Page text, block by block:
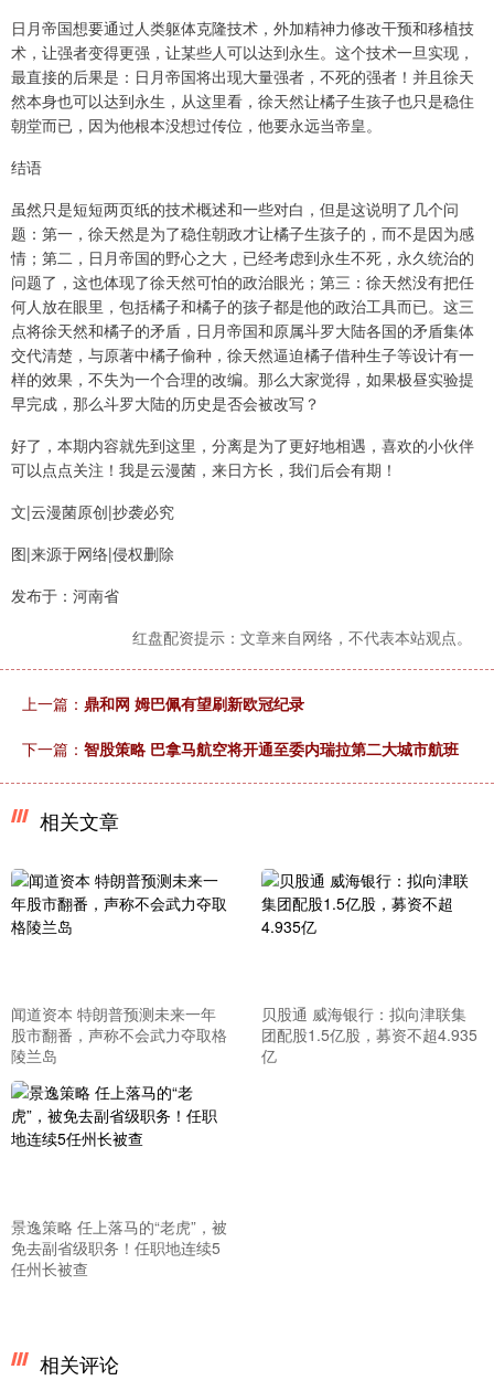
日月帝国想要通过人类躯体克隆技术，外加精神力修改干预和移植技
术，让强者变得更强，让某些人可以达到永生。这个技术一旦实现，
最直接的后果是：日月帝国将出现大量强者，不死的强者！并且徐天
然本身也可以达到永生，从这里看，徐天然让橘子生孩子也只是稳住
朝堂而已，因为他根本没想过传位，他要永远当帝皇。
结语
虽然只是短短两页纸的技术概述和一些对白，但是这说明了几个问
题：第一，徐天然是为了稳住朝政才让橘子生孩子的，而不是因为感
情；第二，日月帝国的野心之大，已经考虑到永生不死，永久统治的
问题了，这也体现了徐天然可怕的政治眼光；第三：徐天然没有把任
何人放在眼里，包括橘子和橘子的孩子都是他的政治工具而已。这三
点将徐天然和橘子的矛盾，日月帝国和原属斗罗大陆各国的矛盾集体
交代清楚，与原著中橘子偷种，徐天然逼迫橘子借种生子等设计有一
样的效果，不失为一个合理的改编。那么大家觉得，如果极昼实验提
早完成，那么斗罗大陆的历史是否会被改写？
好了，本期内容就先到这里，分离是为了更好地相遇，喜欢的小伙伴
可以点点关注！我是云漫菌，来日方长，我们后会有期！
文|云漫菌原创|抄袭必究
图|来源于网络|侵权删除
发布于：河南省
红盘配资提示：文章来自网络，不代表本站观点。
上一篇： 鼎和网 姆巴佩有望刷新欧冠纪录
下一篇： 智股策略 巴拿马航空将开通至委内瑞拉第二大城市航班
相关文章
闻道资本 特朗普预测未来一年
股市翻番，声称不会武力夺取格
陵兰岛
贝股通 威海银行：拟向津联集
团配股1.5亿股，募资不超4.935
亿
景逸策略 任上落马的“老虎”，被
免去副省级职务！任职地连续5
任州长被查
相关评论